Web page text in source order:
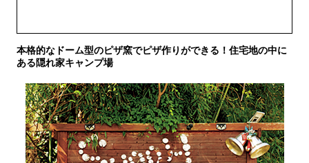
本格的なドーム型のピザ窯でピザ作りができる！住宅地の中に
ある隠れ家キャンプ場